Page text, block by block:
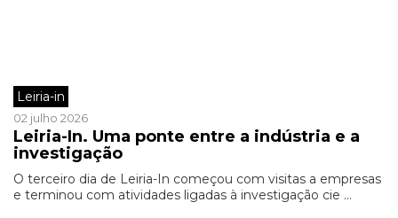
Leiria-in
02 julho 2026
Leiria-In. Uma ponte entre a indústria e a
investigação
O terceiro dia de Leiria-In começou com visitas a empresas
e terminou com atividades ligadas à investigação cie ...